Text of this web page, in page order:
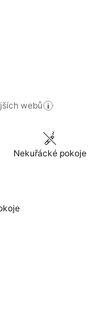
webů
Nekuřácké pokoje